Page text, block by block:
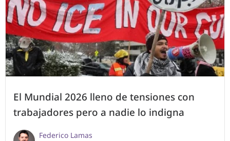
El Mundial 2026 lleno de tensiones con
trabajadores pero a nadie lo indigna
Federico Lamas